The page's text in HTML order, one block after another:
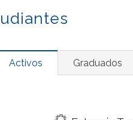
Activos Graduados